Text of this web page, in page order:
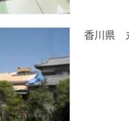
香川県